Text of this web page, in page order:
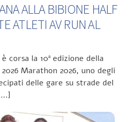
ALLA BIBIONE HALF
ATLETI AV RUN AL
corsa la 10ª edizione della
Marathon 2026, uno degli
delle gare su strade del